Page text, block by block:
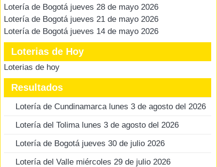
Lotería de Bogotá jueves 28 de mayo 2026
Lotería de Bogotá jueves 21 de mayo 2026
Lotería de Bogotá jueves 14 de mayo 2026
Loterias de Hoy
Loterias de hoy
Resultados
Lotería de Cundinamarca lunes 3 de agosto del 2026
Lotería del Tolima lunes 3 de agosto del 2026
Lotería de Bogotá jueves 30 de julio 2026
Lotería del Valle miércoles 29 de julio 2026